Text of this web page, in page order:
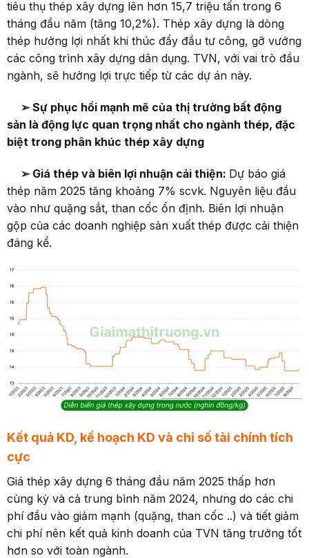
tiêu thụ thép xây dựng lên hơn 15,7 triệu tấn trong 6
tháng đầu năm (tăng 10,2%). Thép xây dựng là dòng
thép hưởng lợi nhất khi thúc đẩy đầu tư công, gỡ vướng
các công trình xây dựng dân dụng. TVN, với vai trò đầu
ngành, sẽ hưởng lợi trực tiếp từ các dự án này.
➢ Sự phục hồi mạnh mẽ của thị trường bất động
sản là động lực quan trọng nhất cho ngành thép, đặc
biệt trong phân khúc thép xây dựng
➢ Giá thép và biên lợi nhuận cải thiện: Dự báo giá
thép năm 2025 tăng khoảng 7% scvk. Nguyên liệu đầu
vào như quặng sắt, than cốc ổn định. Biên lợi nhuận
gộp của các doanh nghiệp sản xuất thép được cải thiện
đáng kể.
Kết quả KD, kế hoạch KD và chỉ số tài chính tích
cực
Giá thép xây dựng 6 tháng đầu năm 2025 thấp hơn
cùng kỳ và cả trung bình năm 2024, nhưng do các chi
phí đầu vào giảm mạnh (quặng, than cốc ..) và tiết giảm
chi phí nên kết quả kinh doanh của TVN tăng trưởng tốt
hơn so với toàn ngành.